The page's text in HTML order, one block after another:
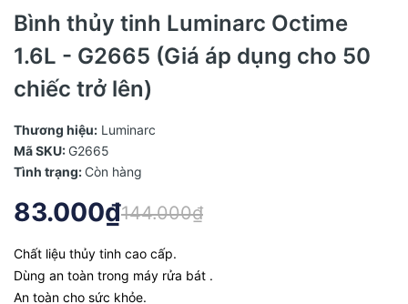
Bình thủy tinh Luminarc Octime
1.6L - G2665 (Giá áp dụng cho 50
chiếc trở lên)
Thương hiệu: Luminarc
Mã SKU: G2665
Tình trạng: Còn hàng
83.000₫144.000₫
Chất liệu thủy tinh cao cấp.
Dùng an toàn trong máy rửa bát .
An toàn cho sức khỏe.